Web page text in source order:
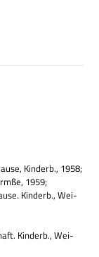
Kin­derb., 1958;
1959;
Kin­derb., Wei­
Kin­derb., Wei­